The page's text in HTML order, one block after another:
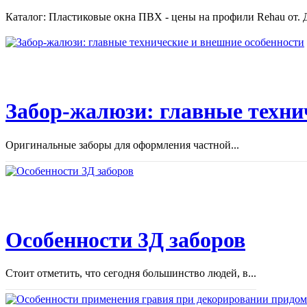
Каталог: Пластиковые окна ПВХ - цены на профили Rehau от.
Забор-жалюзи: главные
Оригинальные заборы для оформления частной...
Особенности 3Д заборов
Стоит отметить, что сегодня большинство людей, в...